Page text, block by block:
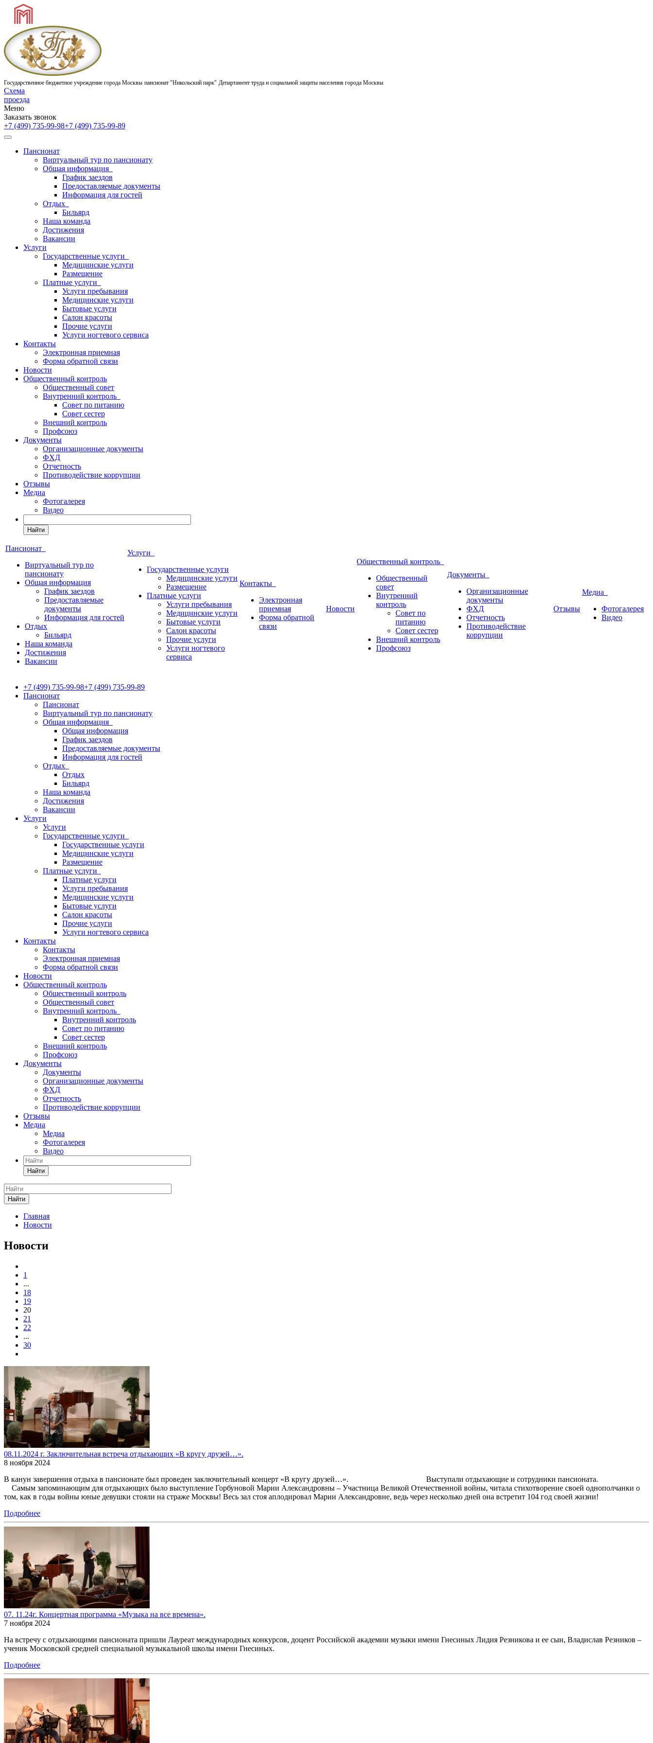
Государственное бюджетное учреждение города Москвы пансионат "Никольский парк" Департамент труда и социальной защиты населения города Москвы
Схема
проезда
Меню
Заказать звонок
+7 (499) 735-99-98+7 (499) 735-99-89
Пансионат
Виртуальный тур по пансионату
Общая информация
График заездов
Предоставляемые документы
Информация для гостей
Отдых
Бильярд
Наша команда
Достижения
Вакансии
Услуги
Государственные услуги
Медицинские услуги
Размещение
Платные услуги
Услуги пребывания
Медицинские услуги
Бытовые услуги
Салон красоты
Прочие услуги
Услуги ногтевого сервиса
Контакты
Электронная приемная
Форма обратной связи
Новости
Общественный контроль
Общественный совет
Внутренний контроль
Совет по питанию
Совет сестер
Внешний контроль
Профсоюз
Документы
Организационные документы
ФХД
Отчетность
Противодействие коррупции
Отзывы
Медиа
Фотогалерея
Видео
Найти
Пансионат
Виртуальный тур по
пансионату
Общая информация
График заездов
Предоставляемые
документы
Информация для гостей
Отдых
Бильярд
Наша команда
Достижения
Вакансии
Услуги
Государственные услуги
Медицинские услуги
Размещение
Платные услуги
Услуги пребывания
Медицинские услуги
Бытовые услуги
Салон красоты
Прочие услуги
Услуги ногтевого
сервиса
Контакты
Электронная
приемная
Форма обратной
связи
Новости
Общественный контроль
Общественный
совет
Внутренний
контроль
Совет по
питанию
Совет сестер
Внешний контроль
Профсоюз
Документы
Организационные
документы
ФХД
Отчетность
Противодействие
коррупции
Отзывы
Медиа
Фотогалерея
Видео
+7 (499) 735-99-98+7 (499) 735-99-89
Пансионат
Пансионат
Виртуальный тур по пансионату
Общая информация
Общая информация
График заездов
Предоставляемые документы
Информация для гостей
Отдых
Отдых
Бильярд
Наша команда
Достижения
Вакансии
Услуги
Услуги
Государственные услуги
Государственные услуги
Медицинские услуги
Размещение
Платные услуги
Платные услуги
Услуги пребывания
Медицинские услуги
Бытовые услуги
Салон красоты
Прочие услуги
Услуги ногтевого сервиса
Контакты
Контакты
Электронная приемная
Форма обратной связи
Новости
Общественный контроль
Общественный контроль
Общественный совет
Внутренний контроль
Внутренний контроль
Совет по питанию
Совет сестер
Внешний контроль
Профсоюз
Документы
Документы
Организационные документы
ФХД
Отчетность
Противодействие коррупции
Отзывы
Медиа
Медиа
Фотогалерея
Видео
Найти
Найти
Главная
Новости
Новости
1
...
18
19
20
21
22
...
30
08.11.2024 г. Заключительная встреча отдыхающих «В кругу друзей…».
8 ноября 2024
В канун завершения отдыха в пансионате был проведен заключительный концерт «В кругу друзей…». Выступали отдыхающие и сотрудники пансионата.
Самым запоминающим для отдыхающих было выступление Горбуновой Марии Александровны – Участница Великой Отечественной войны, читала стихотворение своей однополчанки о
том, как в годы войны юные девушки стояли на страже Москвы! Весь зал стоя аплодировал Марии Александровне, ведь через несколько дней она встретит 104 год своей жизни!
Подробнее
07. 11.24г. Концертная программа «Музыка на все времена».
7 ноября 2024
На встречу с отдыхающими пансионата пришли Лауреат международных конкурсов, доцент Российской академии музыки имени Гнесиных Лидия Резникова и ее сын, Владислав Резников –
ученик Московской средней специальной музыкальной школы имени Гнесиных.
Подробнее